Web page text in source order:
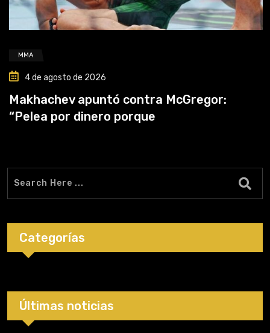
MMA
4 de agosto de 2026
Makhachev apuntó contra McGregor:
“Pelea por dinero porque
Categorías
Últimas noticias